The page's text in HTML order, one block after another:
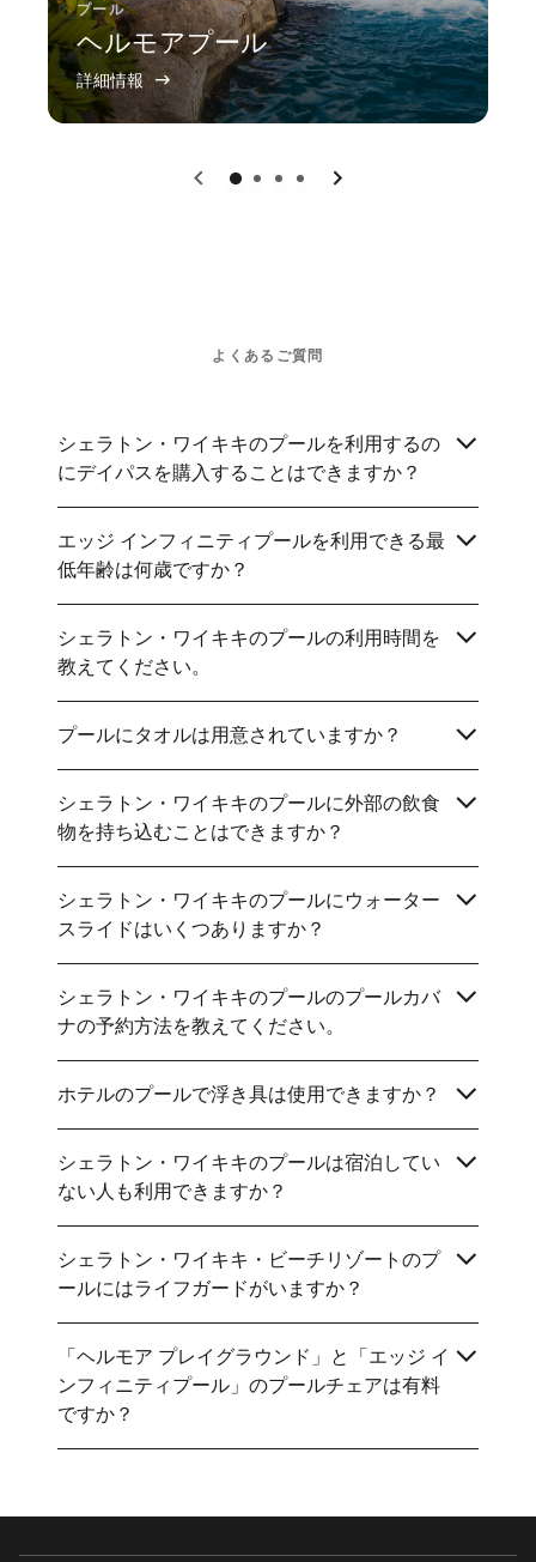
プール
ヘルモアプール
詳細情報
戻る
0 1 2 3 次へ
よくあるご質問
シェラトン・ワイキキのプールを利用するの
にデイパスを購入することはできますか？
エッジ インフィニティプールを利用できる最
低年齢は何歳ですか？
シェラトン・ワイキキのプールの利用時間を
教えてください。
プールにタオルは用意されていますか？
シェラトン・ワイキキのプールに外部の飲食
物を持ち込むことはできますか？
シェラトン・ワイキキのプールにウォーター
スライドはいくつありますか？
シェラトン・ワイキキのプールのプールカバ
ナの予約方法を教えてください。
ホテルのプールで浮き具は使用できますか？
シェラトン・ワイキキのプールは宿泊してい
ない人も利用できますか？
シェラトン・ワイキキ・ビーチリゾートのプ
ールにはライフガードがいますか？
「ヘルモア プレイグラウンド」と「エッジ イ
ンフィニティプール」のプールチェアは有料
ですか？